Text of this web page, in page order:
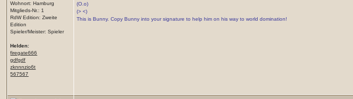
Wohnort: Hamburg
Mitglieds-Nr.: 1
RdW Edition: Zweite
Edition
Spieler/Meister: Spieler
Helden:
firegate666
gdfgdf
zknnnzio6t
567567
(O.o)
(> <)
This is Bunny. Copy Bunny into your signature to help him on his way to world domination!